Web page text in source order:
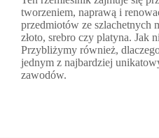
tworzeniem, naprawą i
przedmiotów ze szlachetnych
złoto, srebro czy platyna. Jak
Przybliżymy również,
jednym z najbardziej
zawodów.